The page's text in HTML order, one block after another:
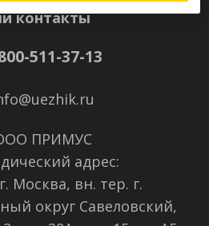
контакты
511-37-13
ПРИМУС
адрес:
Москва, вн. тер. г.
округ Савеловский,